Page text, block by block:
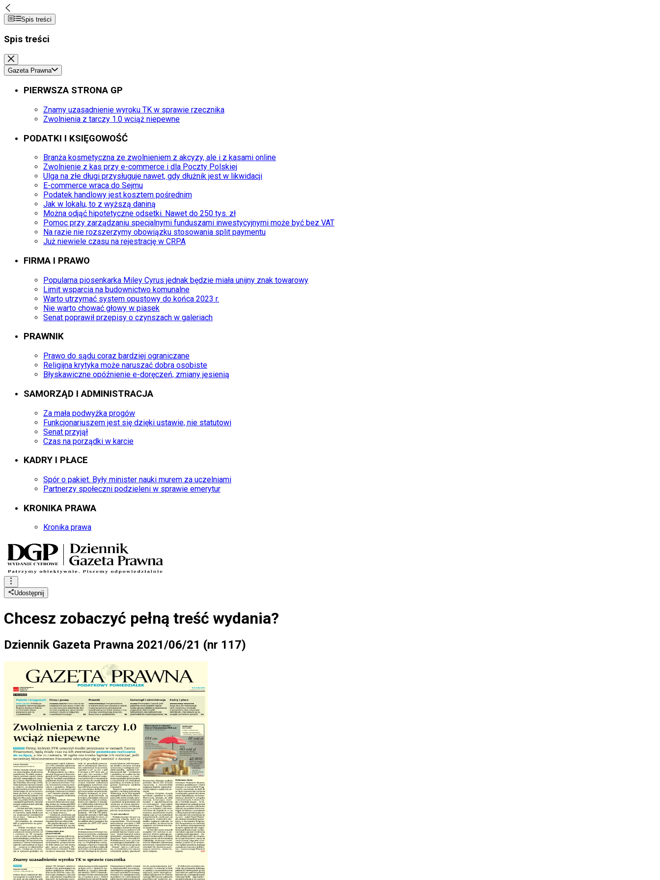
Spis treści
Spis treści
Gazeta Prawna
PIERWSZA STRONA GP
Znamy uzasadnienie wyroku TK w sprawie rzecznika
Zwolnienia z tarczy 1.0 wciąż niepewne
PODATKI I KSIĘGOWOŚĆ
Branża kosmetyczna ze zwolnieniem z akcyzy, ale i z kasami online
Zwolnienie z kas przy e-commerce i dla Poczty Polskiej
Ulga na złe długi przysługuje nawet, gdy dłużnik jest w likwidacji
E-commerce wraca do Sejmu
Podatek handlowy jest kosztem pośrednim
Jak w lokalu, to z wyższą daniną
Można odjąć hipotetyczne odsetki. Nawet do 250 tys. zł
Pomoc przy zarządzaniu specjalnymi funduszami inwestycyjnymi może być bez VAT
Na razie nie rozszerzymy obowiązku stosowania split paymentu
Już niewiele czasu na rejestrację w CRPA
FIRMA I PRAWO
Popularna piosenkarka Miley Cyrus jednak będzie miała unijny znak towarowy
Limit wsparcia na budownictwo komunalne
Warto utrzymać system opustowy do końca 2023 r.
Nie warto chować głowy w piasek
Senat poprawił przepisy o czynszach w galeriach
PRAWNIK
Prawo do sądu coraz bardziej ograniczane
Religijna krytyka może naruszać dobra osobiste
Błyskawiczne opóźnienie e-doręczeń, zmiany jesienią
SAMORZĄD I ADMINISTRACJA
Za mała podwyżka progów
Funkcjonariuszem jest się dzięki ustawie, nie statutowi
Senat przyjął
Czas na porządki w karcie
KADRY I PŁACE
Spór o pakiet. Były minister nauki murem za uczelniami
Partnerzy społeczni podzieleni w sprawie emerytur
KRONIKA PRAWA
Kronika prawa
Udostępnij
Chcesz zobaczyć pełną treść wydania?
Dziennik Gazeta Prawna 2021/06/21 (nr 117)